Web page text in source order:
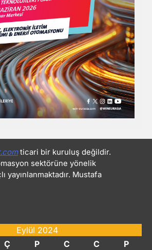
ticari bir kuruluş değildir.
sektörüne yönelik
yayınlanmaktadır. Mustafa
Eylül 2024
Ç P C C
P